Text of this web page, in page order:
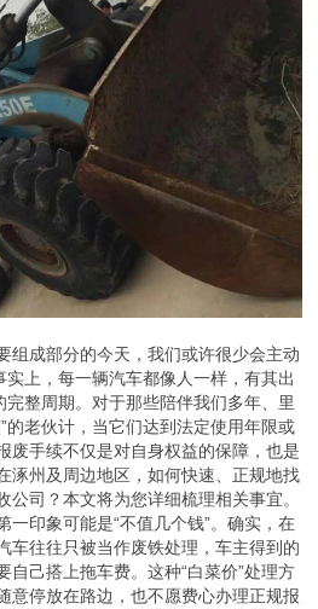
组成部分的今天，我们或许很少会主动
实上，每一辆汽车都像人一样，有其出
完整周期。对于那些陪伴我们多年、里
的老伙计，当它们达到法定使用年限或
废手续不仅是对自身权益的保障，也是
涿州及周边地区，如何快速、正规地找
公司？本文将为您详细梳理相关事宜。
一印象可能是“不值几个钱”。确实，在
车往往只被当作废铁处理，车主得到的
自己搭上拖车费。这种“白菜价”处理方
意停放在路边，也不愿费心办理正规报